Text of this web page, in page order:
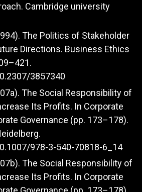
Cambridge university
The Politics of Stakeholder
Directions. Business Ethics
3857340
The Social Responsibility of
Its Profits. In Corporate
Governance (pp. 173–178).
978-3-540-70818-6_14
The Social Responsibility of
Its Profits. In Corporate